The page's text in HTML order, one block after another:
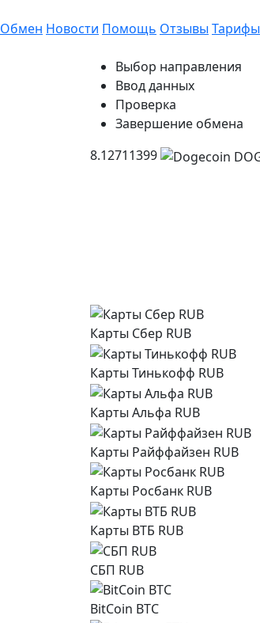
Обмен Новости Помощь Отзывы Тарифы
Выбор направления
Ввод данных
Проверка
Завершение обмена
8.12711399
Карты Сбер RUB
Карты Тинькофф RUB
Карты Альфа RUB
Карты Райффайзен RUB
Карты Росбанк RUB
Карты ВТБ RUB
СБП RUB
BitCoin BTC